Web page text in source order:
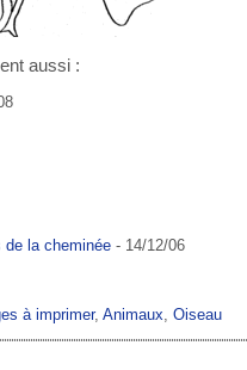
aussi :
de la cheminée - 14/12/06
à imprimer, Animaux Oiseau